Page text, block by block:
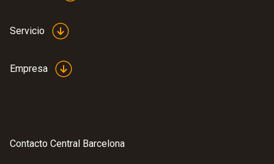
Servicio
Empresa
Contacto Central Barcelona